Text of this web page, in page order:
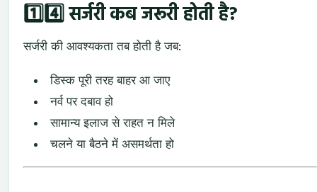
1️⃣4️⃣सर्जरीकबजरूरीहोतीहै?
सर्जरीकी आवश्यकतातबहोतीहैजब:
डिस्कपूरीतरहबाहरआजाए
नर्वपरदबावहो
सामान्यइलाजसेराहतनमिले
चलनेयाबैठनेमें असमर्थताहो